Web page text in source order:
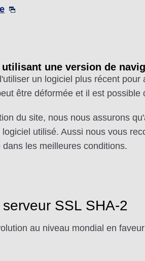
une version de
un logiciel plus récent
être déformée et il est
du site, nous nous assurons
utilisé. Aussi nous vous
les meilleures conditions.
SSL SHA-2
au niveau mondial en